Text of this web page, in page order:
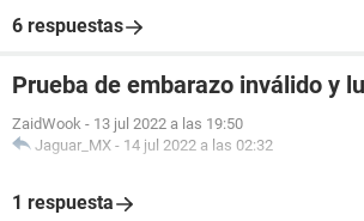
6 respuestas
Prueba de embarazo inválido y
ZaidWook - 13 jul 2022 a las 19:50
Jaguar_MX - 14 jul 2022 a las 02:32
1 respuesta